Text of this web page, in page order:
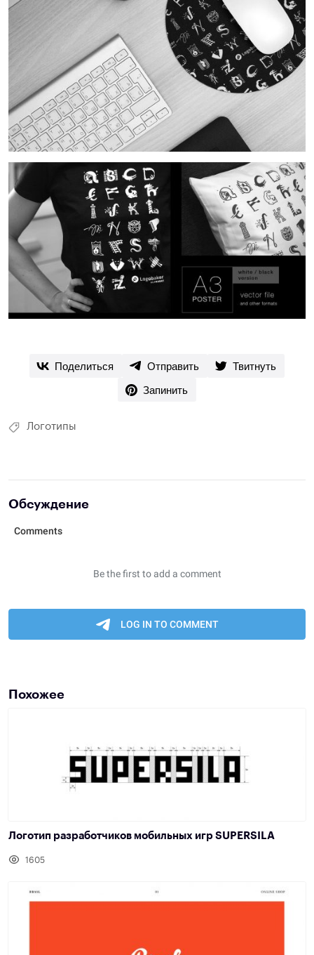
Поделиться Отправить
Твитнуть
Запинить
Логотипы
Обсуждение
Похожее
Логотип разработчиков мобильных игр SUPERSILA
1605